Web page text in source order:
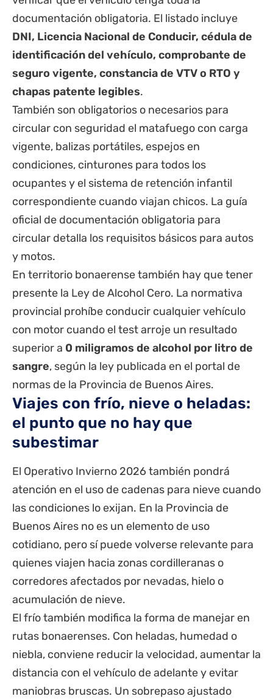
documentación obligatoria. El listado incluye
DNI, Licencia Nacional de Conducir, cédula de
identificación del vehículo, comprobante de
seguro vigente, constancia de VTV o RTO y
chapas patente legibles.
También son obligatorios o necesarios para
circular con seguridad el matafuego con carga
vigente, balizas portátiles, espejos en
condiciones, cinturones para todos los
ocupantes y el sistema de retención infantil
correspondiente cuando viajan chicos. La guía
oficial de documentación obligatoria para
circular detalla los requisitos básicos para autos
y motos.
En territorio bonaerense también hay que tener
presente la Ley de Alcohol Cero. La normativa
provincial prohíbe conducir cualquier vehículo
con motor cuando el test arroje un resultado
superior a 0 miligramos de alcohol por litro de
sangre, según la ley publicada en el portal de
normas de la Provincia de Buenos Aires.
Viajes con frío, nieve o heladas:
el punto que no hay que
subestimar
El Operativo Invierno 2026 también pondrá
atención en el uso de cadenas para nieve cuando
las condiciones lo exijan. En la Provincia de
Buenos Aires no es un elemento de uso
cotidiano, pero sí puede volverse relevante para
quienes viajen hacia zonas cordilleranas o
corredores afectados por nevadas, hielo o
acumulación de nieve.
El frío también modifica la forma de manejar en
rutas bonaerenses. Con heladas, humedad o
niebla, conviene reducir la velocidad, aumentar la
distancia con el vehículo de adelante y evitar
maniobras bruscas. Un sobrepaso ajustado